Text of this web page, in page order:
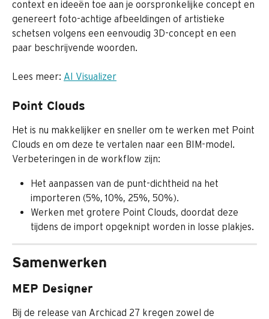
context en ideeën toe aan je oorspronkelijke concept en
genereert foto-achtige afbeeldingen of artistieke
schetsen volgens een eenvoudig 3D-concept en een
paar beschrijvende woorden.
Lees meer: AI Visualizer
Point Clouds
Het is nu makkelijker en sneller om te werken met Point
Clouds en om deze te vertalen naar een BIM-model.
Verbeteringen in de workflow zijn:
Het aanpassen van de punt-dichtheid na het
importeren (5%, 10%, 25%, 50%).
Werken met grotere Point Clouds, doordat deze
tijdens de import opgeknipt worden in losse plakjes.
Samenwerken
MEP Designer
Bij de release van Archicad 27 kregen zowel de